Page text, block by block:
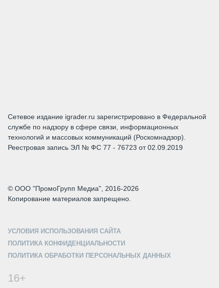
Сетевое издание igrader.ru зарегистрировано в Федеральной
службе по надзору в сфере связи, информационных
технологий и массовых коммуникаций (Роскомнадзор).
Реестровая запись ЭЛ № ФС 77 - 76723 от 02.09.2019
© ООО "ПромоГрупп Медиа", 2016-2026
Копирование материалов запрещено.
УСЛОВИЯ ИСПОЛЬЗОВАНИЯ САЙТА
ПОЛИТИКА КОНФИДЕНЦИАЛЬНОСТИ
ПОЛИТИКА ОБРАБОТКИ ПЕРСОНАЛЬНЫХ ДАННЫХ
16+